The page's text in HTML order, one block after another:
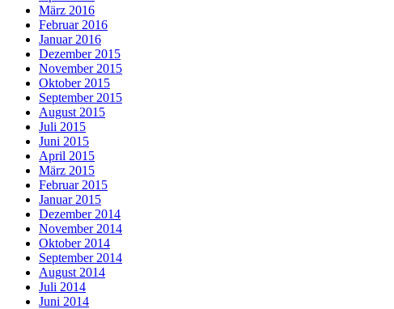
März 2016
Februar 2016
Januar 2016
Dezember 2015
November 2015
Oktober 2015
September 2015
August 2015
Juli 2015
Juni 2015
April 2015
März 2015
Februar 2015
Januar 2015
Dezember 2014
November 2014
Oktober 2014
September 2014
August 2014
Juli 2014
Juni 2014